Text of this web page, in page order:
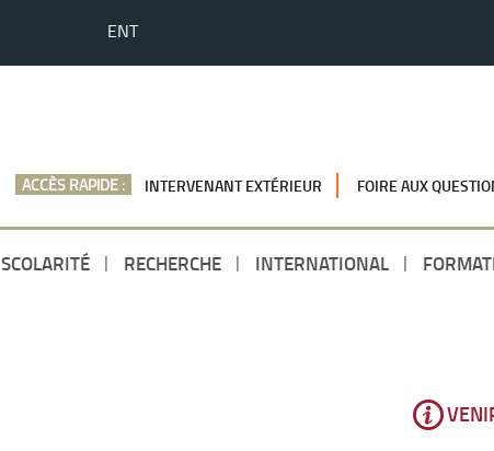
ENT
ACCÈS RAPIDE : INTERVENANT EXTÉRIEUR FOIRE AUX
SCOLARITÉ RECHERCHE INTERNATIONAL